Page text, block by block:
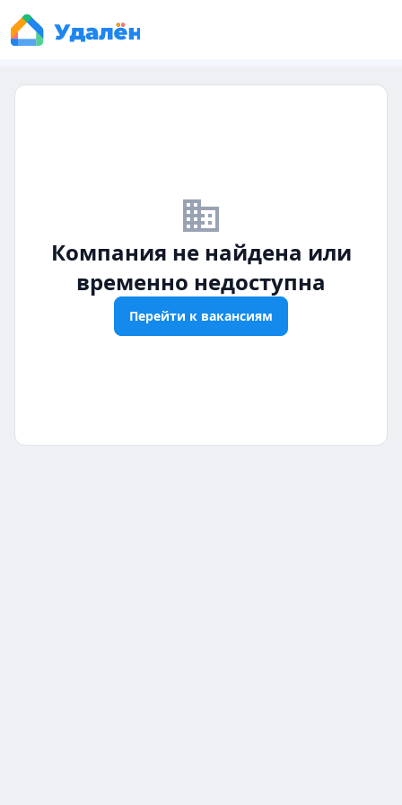
business_off
Компания не найдена или
временно недоступна
Перейти к вакансиям